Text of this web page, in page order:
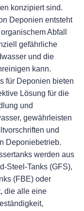
konzipiert sind.
Deponien entsteht
Abfall
gefährliche
und die
kann.
für Deponien bieten
Lösung für die
und
gewährleisten
und
Deponiebetrieb.
werden aus
Steel-Tanks (GFS),
(FBE) oder
die alle eine